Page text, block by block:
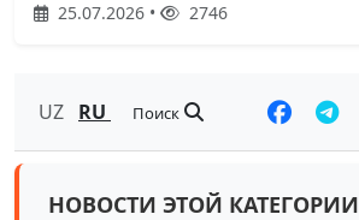
25.07.2026 • 2746
UZ RU Поиск
НОВОСТИ ЭТОЙ КАТЕГОРИИ